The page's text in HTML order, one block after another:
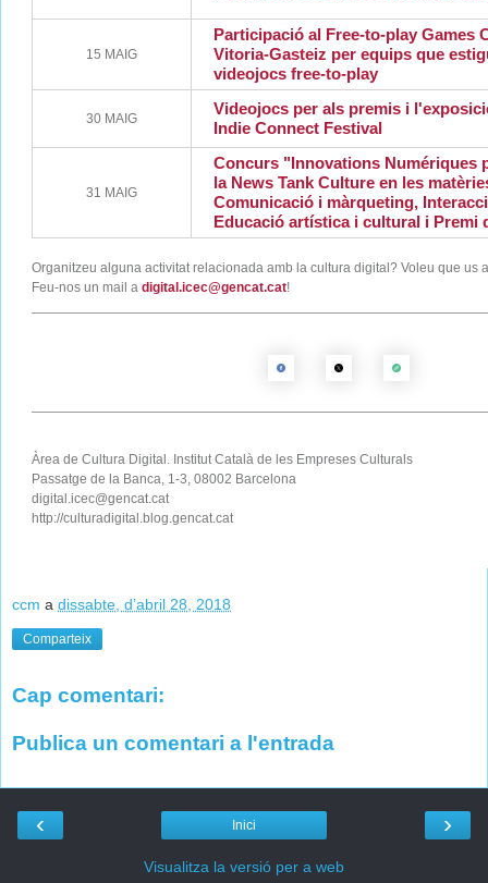
15 MAIG
Participació al Free-to-play Games
Vitoria-Gasteiz per equips que
videojocs free-to-play
30 MAIG
Videojocs per als premis i
Indie Connect Festival
31 MAIG
Concurs "Innovations Numériques
la News Tank Culture en les
Comunicació i màrqueting,
Educació artística i cultural i Premi
Organitzeu alguna activitat relacionada amb la cultura digital? Voleu que us
Feu-nos un mail a digital.icec@gencat.cat!
Àrea de Cultura Digital. Institut Català de les Empreses Culturals
Passatge de la Banca, 1-3, 08002 Barcelona
digital.icec@gencat.cat
http://culturadigital.blog.gencat.cat
ccm a dissabte, d’abril 28, 2018
Comparteix
Cap comentari:
Publica un comentari a l'entrada
‹ ›
Inici
Visualitza la versió per a web